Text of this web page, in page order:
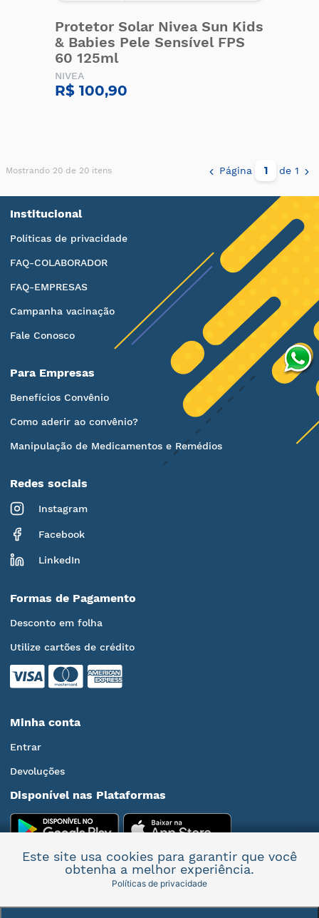
Protetor Solar Nivea Sun Kids
& Babies Pele Sensível FPS
60 125ml
NIVEA
R$ 100,90
Mostrando 20 de 20 itens Página de 1
Institucional
Políticas de privacidade
FAQ-COLABORADOR
FAQ-EMPRESAS
Campanha vacinação
Fale Conosco
Para Empresas
Benefícios Convênio
Como aderir ao convênio?
Manipulação de Medicamentos e Remédios
Redes sociais
Instagram
Facebook
LinkedIn
Formas de Pagamento
Desconto em folha
Utilize cartões de crédito
Minha conta
Entrar
Devoluções
Disponível nas Plataformas
Mais informações
Este site usa cookies para garantir que você
obtenha a melhor experiência.
Políticas de privacidade